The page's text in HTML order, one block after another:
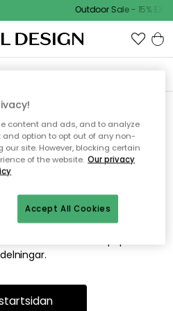
Outdoor Sale - 15%
inte sidan du
inte längre finns eller att den har
besväret. I menyn ovan kan du
besöka en av våra populära
content and ads, and to analyze
option to opt out of any non-
site. However, blocking certain
of the website. Our privacy
Accept All Cookies